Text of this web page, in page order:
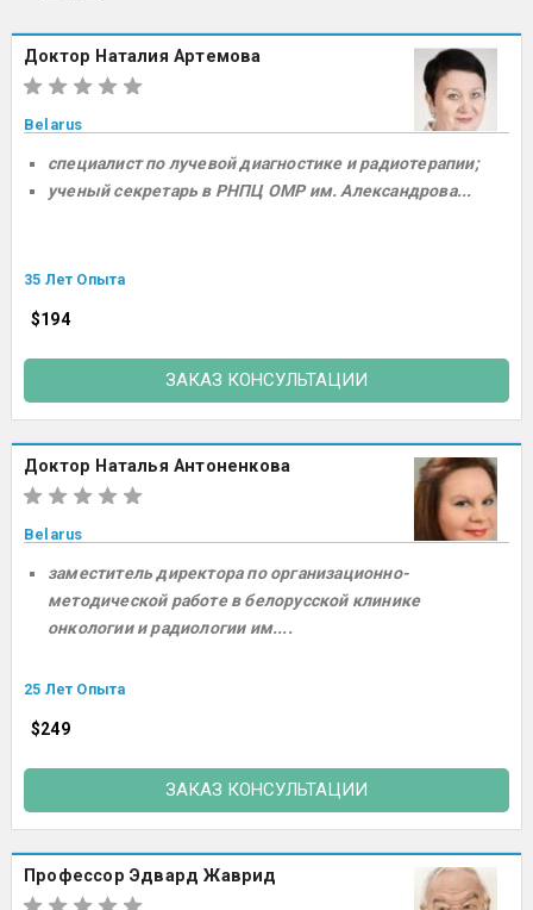
Доктор Наталия Артемова
Belarus
специалист по лучевой диагностике и радиотерапии;
ученый секретарь в РНПЦ ОМР им. Александрова...
35 Лет Опыта
$194
ЗАКАЗ КОНСУЛЬТАЦИИ
Доктор Наталья Антоненкова
Belarus
заместитель директора по организационно-
методической работе в белорусской клинике
онкологии и радиологии им....
25 Лет Опыта
$249
ЗАКАЗ КОНСУЛЬТАЦИИ
Профессор Эдвард Жаврид